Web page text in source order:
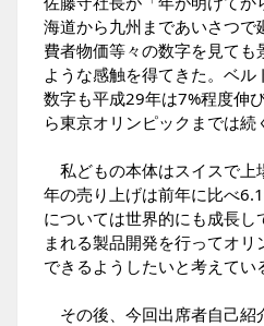
海道から九州まであいさつで
費者物価等々の数字を見ても
ような感触を得てきた。ベ
数字も平成29年は7%程度伸
ら東京オリンピックまでは続
私どもの本体はスイスで上
年の売り上げは前年に比べ
については世界的にも成長
まれる製品開発を行ってオ
できるようしたいと考えてい
その後、今回出席者自己紹